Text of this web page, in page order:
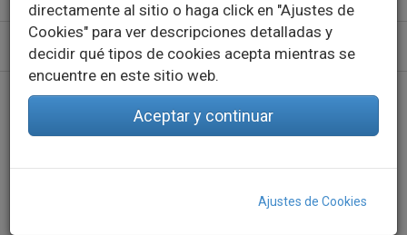
directamente al sitio o haga click en "Ajustes de
Cookies" para ver descripciones detalladas y
decidir qué tipos de cookies acepta mientras se
encuentre en este sitio web.
Aceptar y continuar
Ajustes de Cookies
Inicio Productos Indoor
Iluminación decorativa - Tensión constante
Fuentes de alimentación
FUENTES DE ALIMENTACIÓN